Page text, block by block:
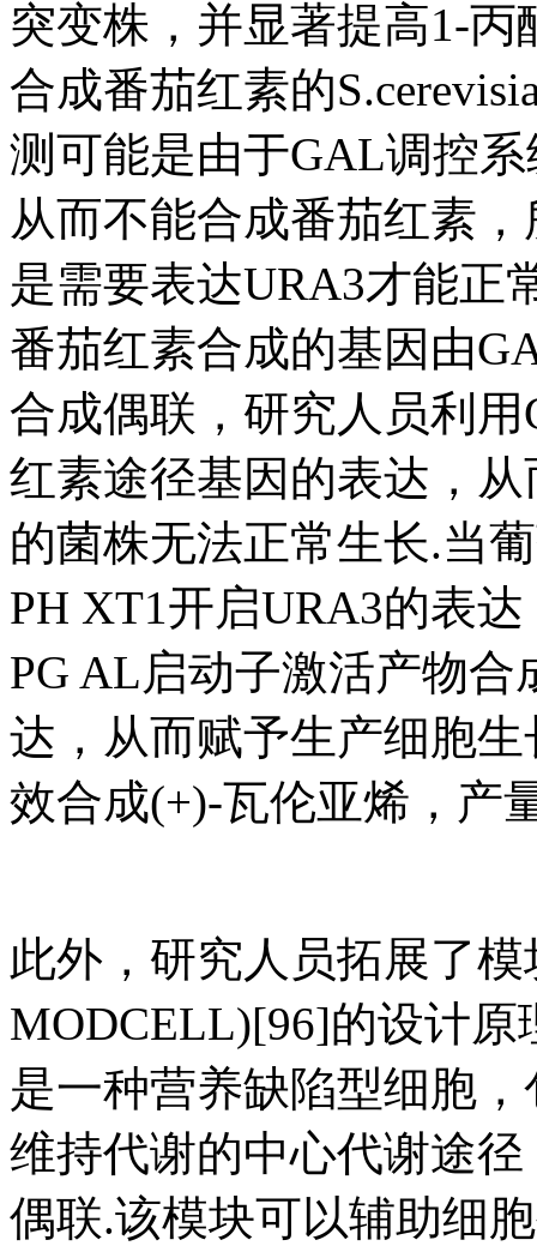
突变株，并显著提高1-丙
合成番茄红素的
测可能是由于GAL调控
从而不能合成番茄红素
是需要表达URA3才能正
番茄红素合成的基因由
合成偶联，研究人员利
红素途径基因的表达，
的菌株无法正常生长.当
PH XT1开启URA3的表
PG AL启动子激活产物
达，从而赋予生产细胞生
效合成(+)-瓦伦亚烯，产
此外，研究人员拓展了
MODCELL)[96]的设计
是一种营养缺陷型细胞
维持代谢的中心代谢途
偶联.该模块可以辅助细